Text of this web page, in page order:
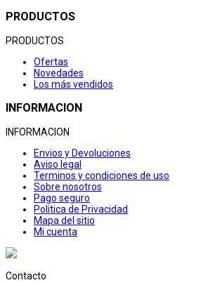
PRODUCTOS
PRODUCTOS
Ofertas
Novedades
Los más vendidos
INFORMACION
INFORMACION
Envios y Devoluciones
Aviso legal
Terminos y condiciones de uso
Sobre nosotros
Pago seguro
Politica de Privacidad
Mapa del sitio
Mi cuenta
Contacto